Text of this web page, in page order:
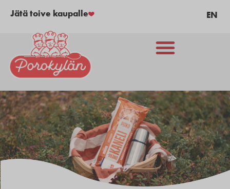
Jätä toive kaupalle EN